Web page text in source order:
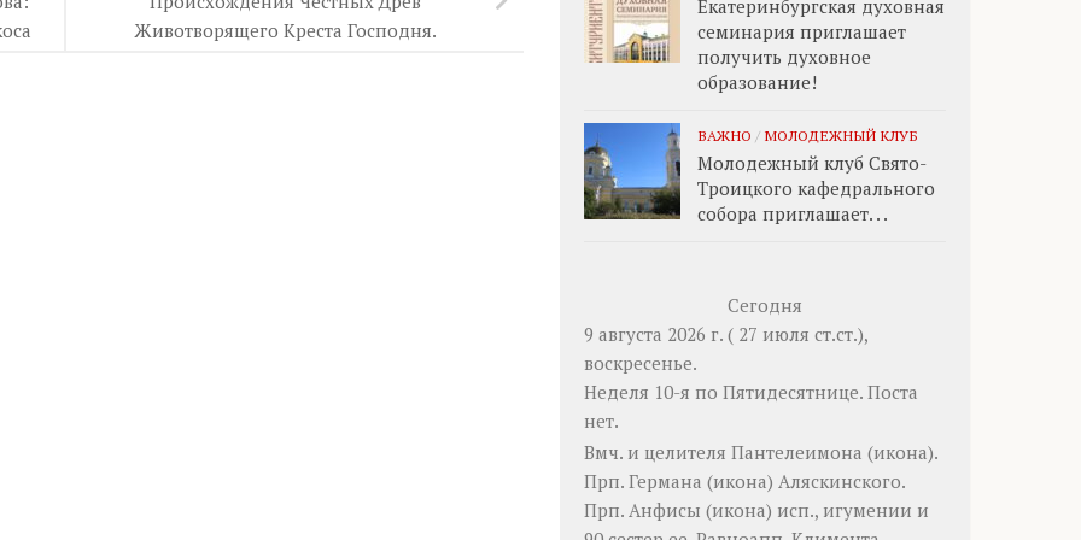
Животворящего Креста Господня.
Екатеринбургская духовная
семинария приглашает
получить духовное
образование!
ВАЖНО / МОЛОДЕЖНЫЙ КЛУБ
Молодежный клуб Свято-
Троицкого кафедрального
собора приглашает. . .
Сегодня
9 августа 2026 г. ( 27 июля ст.ст.),
воскресенье.
Неделя 10-я по Пятидесятнице. Поста
нет.
Вмч. и целителя Пантелеимона (икона).
Прп. Германа (икона) Аляскинского.
Прп. Анфисы (икона) исп., игумении и